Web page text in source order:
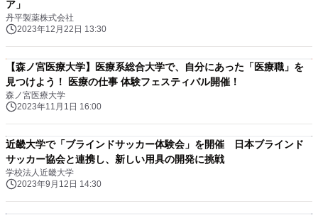
ア」
丹平製薬株式会社
2023年12月22日 13:30
【森ノ宮医療大学】医療系総合大学で、自分にあった「医療職」を
見つけよう！ 医療の仕事 体験フェスティバル開催！
森ノ宮医療大学
2023年11月1日 16:00
近畿大学で「ブラインドサッカー体験会」を開催 日本ブラインド
サッカー協会と連携し、新しい用具の開発に挑戦
学校法人近畿大学
2023年9月12日 14:30